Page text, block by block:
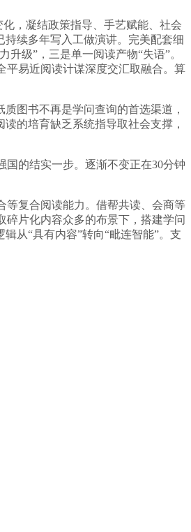
，凝结政策指导、手艺赋能、社会
续多年写入工做演讲。完美配套细
级”，三是单一阅读产物“失语”。
平易近阅读计谋深度交汇取融合。算
图书不再是学问查询的首选渠道，
的培育缺乏系统指导取社会支撑，
的结实一步。逐渐不变正在30分钟
复合阅读能力。借帮共读、会商等
片化内容众多的布景下，搭建学问
从“具有内容”转向“毗连智能”。支